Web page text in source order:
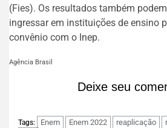
(Fies). Os resultados também
ingressar em instituições de ensino
convênio com o Inep.
Agência Brasil
Deixe seu
Tags: Enem Enem 2022 reaplicação